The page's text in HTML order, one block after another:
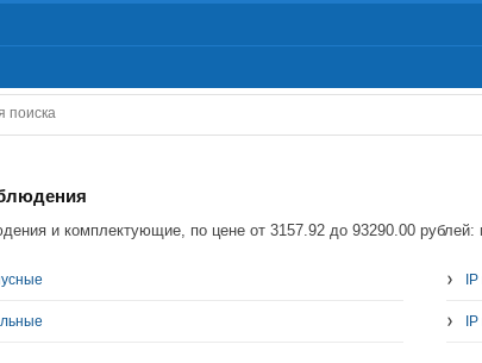
и комплектующие, по цене от 3157.92 до 93290.00